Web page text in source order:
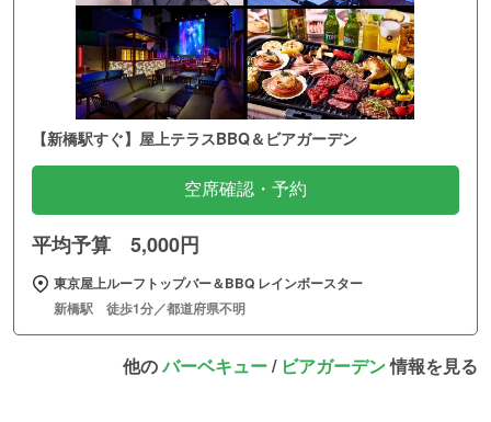
【新橋駅すぐ】屋上テラスBBQ＆ビアガーデン
空席確認・予約
平均予算 5,000円
東京屋上ルーフトップバー＆BBQ レインボースター
新橋駅 徒歩1分／都道府県不明
他のバーベキュー/ ビアガーデン情報を見る